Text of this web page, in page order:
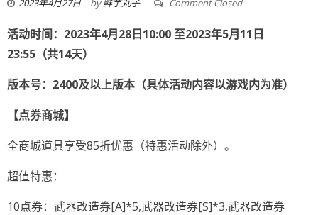
2023年4月27日 by鲜芋丸子 Comment Closed
活动时间：2023年4月28日10:00 至2023年5月11日
23:55（共14天）
版本号：2400及以上版本（具体活动内容以游戏内为准）
【点券商城】
全商城道具享受85折优惠（特惠活动除外）。
超值特惠：
10点券：武器改造券[A]*5,武器改造券[S]*3,武器改造券